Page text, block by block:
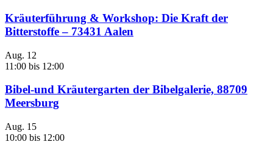
Kräuterführung & Workshop: Die Kraft der
Bitterstoffe – 73431 Aalen
Aug. 12
11:00 bis 12:00
Bibel-und Kräutergarten der Bibelgalerie, 88709
Meersburg
Aug. 15
10:00 bis 12:00